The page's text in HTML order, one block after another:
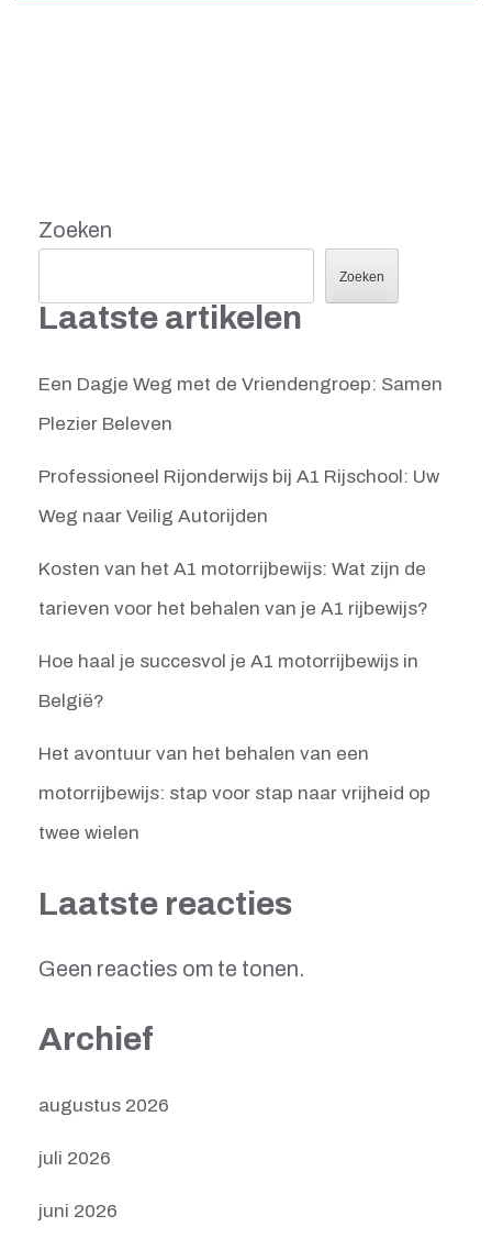
Zoeken
Zoeken
Laatste artikelen
Een Dagje Weg met de Vriendengroep: Samen
Plezier Beleven
Professioneel Rijonderwijs bij A1 Rijschool: Uw
Weg naar Veilig Autorijden
Kosten van het A1 motorrijbewijs: Wat zijn de
tarieven voor het behalen van je A1 rijbewijs?
Hoe haal je succesvol je A1 motorrijbewijs in
België?
Het avontuur van het behalen van een
motorrijbewijs: stap voor stap naar vrijheid op
twee wielen
Laatste reacties
Geen reacties om te tonen.
Archief
augustus 2026
juli 2026
juni 2026